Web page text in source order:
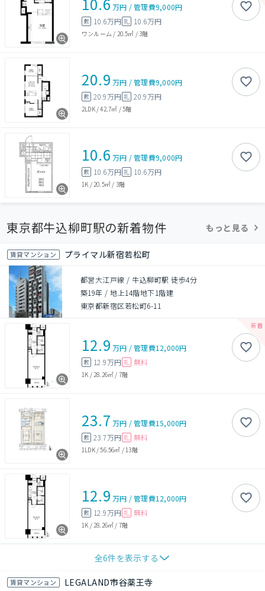
万円 /管理費9,000円
敷 10.6万円 礼 10.6万円
ワンルーム / 20.5㎡ /3階
20.9 万円 /管理費9,000円
敷 20.9万円 礼 20.9万円
2LDK/42.7㎡ /5階
10.6 万円 /管理費9,000円
敷 10.6万円 礼 10.6万円
1K / 20.5㎡ / 3階
東京都牛込柳町駅の新着物件 もっと見る
賃貸マンション プライマル新宿若松町
都営大江戸線 / 牛込柳町駅 徒歩4分
築19年 /地上14階地下1階建
東京都新宿区若松町6-11
12.9 万円 /管理費12,000円
敷 12.9万円 礼 無料
1K / 28.26㎡ / 7階
23.7 万円 /管理費15,000円
敷 23.7万円 礼 無料
1LDK/56.56㎡ / 13階
12.9 万円 /管理費12,000円
敷 12.9万円 礼 無料
1K / 28.26㎡ / 7階
全6件を表示する
賃貸マンション LEGALAND市谷薬王寺